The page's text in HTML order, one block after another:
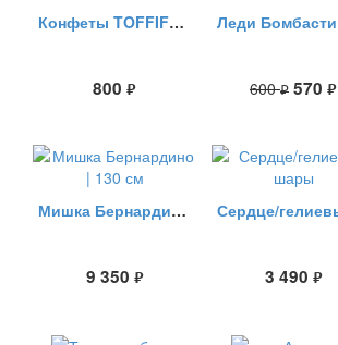
Конфеты TOFFIFEE 125 гр.
800 руб. 600руб. 570 руб.
Мишка Бернардино | 130 см
9 350 руб. 3 490 руб.